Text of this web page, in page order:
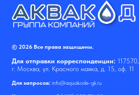
© 2026 Все права защищены.
Для отправки корреспонденции: 117570,
г. Москва, ул. Красного маяка, д. 15, оф. 11
Для запросов: info@aquakode-gk.ru